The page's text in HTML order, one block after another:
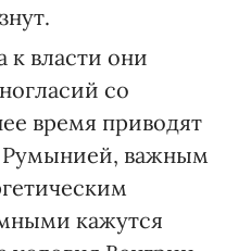
к власти они
со
время приводят
Румынией, важным
кажутся